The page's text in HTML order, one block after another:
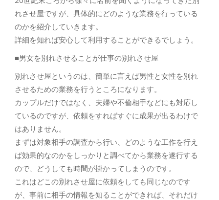
れさせ屋ですが、具体的にどのような業務を行っている
のかを紹介していきます。
詳細を知れば安心して利用することができるでしょう。
■男女を別れさせることが仕事の別れさせ屋
別れさせ屋というのは、簡単に言えば男性と女性を別れ
させるための業務を行うところになります。
カップルだけではなく、夫婦や不倫相手などにも対応し
ているのですが、依頼をすればすぐに成果が出るわけで
はありません。
まずは対象相手の調査から行い、どのような工作を行え
ば効果的なのかをしっかりと調べてから業務を遂行する
ので、どうしても時間が掛かってしまうのです。
これはどこの別れさせ屋に依頼をしても同じなのです
が、事前に相手の情報を知ることができれば、それだけ